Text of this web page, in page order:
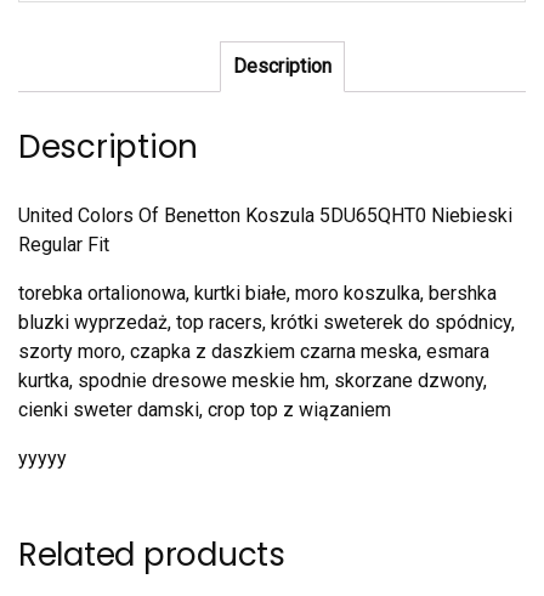
Description
Description
United Colors Of Benetton Koszula 5DU65QHT0 Niebieski
Regular Fit
torebka ortalionowa, kurtki białe, moro koszulka, bershka
bluzki wyprzedaż, top racers, krótki sweterek do spódnicy,
szorty moro, czapka z daszkiem czarna meska, esmara
kurtka, spodnie dresowe meskie hm, skorzane dzwony,
cienki sweter damski, crop top z wiązaniem
yyyyy
Related products